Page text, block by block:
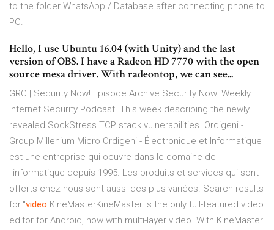
to the folder WhatsApp / Database after connecting phone to
PC.
Hello, I use Ubuntu 16.04 (with Unity) and the last
version of OBS. I have a Radeon HD 7770 with the open
source mesa driver. With radeontop, we can see...
GRC | Security Now! Episode Archive Security Now! Weekly
Internet Security Podcast. This week describing the newly
revealed SockStress TCP stack vulnerabilities. Ordigeni -
Group Millenium Micro Ordigeni - Électronique et Informatique
est une entreprise qui oeuvre dans le domaine de
l'informatique depuis 1995. Les produits et services qui sont
offerts chez nous sont aussi des plus variées. Search results
for:"video KineMasterKineMaster is the only full-featured video
editor for Android, now with multi-layer video. With KineMaster